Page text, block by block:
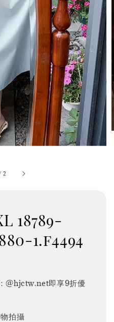
2
18789-
1.f4494
@hjctw.net即享9折優
拍攝